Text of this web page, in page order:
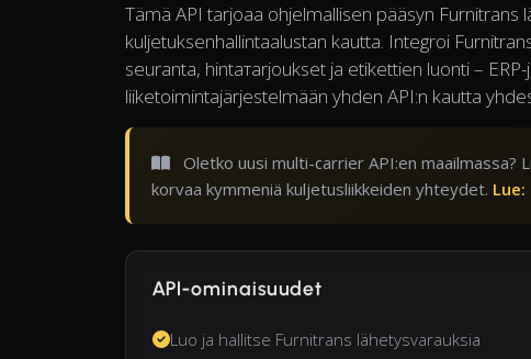
Tämä API tarjoaa ohjelmallisen pääsyn
kuljetuksenhallintaalustan kautta. Integroi
seuranta, hintатarjoukset ja etikettien luonti –
liiketoimintajärjestelmään yhden API:n kautta
Oletko uusi multi-carrier API:en
korvaa kymmeniä kuljetusliikkeiden yhteydet.
API-ominaisuudet
Luo ja hallitse Furnitrans lähetysvarauksia